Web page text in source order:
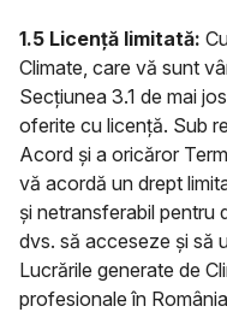
1.5 Licență limitată:
Climate, care vă sunt
Secțiunea 3.1 de mai
oferite cu licență. Sub
Acord și a oricăror
vă acordă un drept
și netransferabil pentru
dvs. să acceseze și să
Lucrările generate de
profesionale în